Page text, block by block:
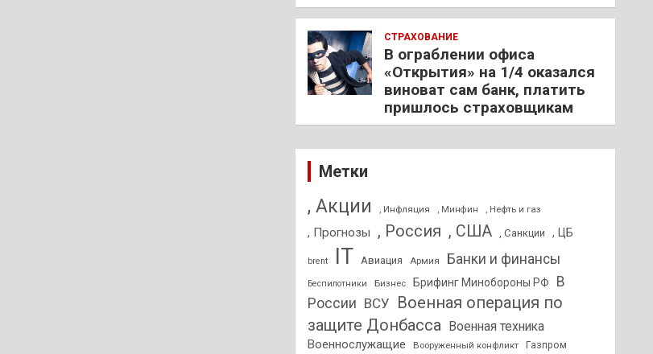
СТРАХОВАНИЕ
В ограблении офиса
«Открытия» на 1/4 оказался
виноват сам банк, платить
пришлось страховщикам
Метки
, Акции , Инфляция , Минфин , Нефть и газ
, Прогнозы , Россия , США , Санкции , ЦБ
brent IT Авиация Армия Банки и финансы
Беспилотники Бизнес Брифинг Минобороны РФ
В
России ВСУ Военная операция по
защите Донбасса Военная техника
Военнослужащие Вооруженный конфликт Газпром